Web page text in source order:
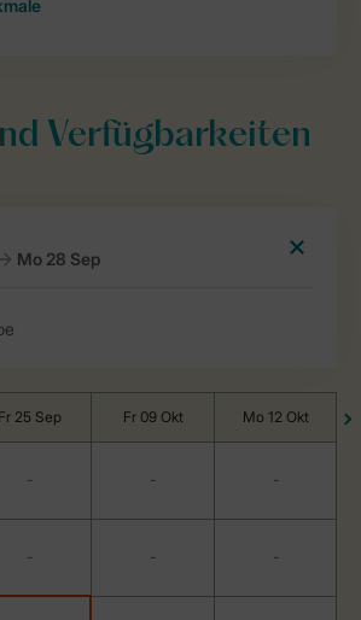
Verfügbarkeiten
Fr 25 Sep Fr 09 Okt Mo 12 Okt
- - -
- - -